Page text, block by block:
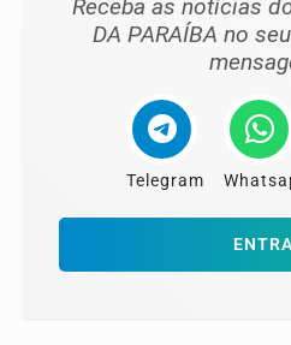
Receba as notícias do
DA PARAÍBA no
Telegram